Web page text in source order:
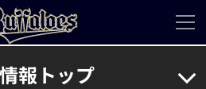
報トップ